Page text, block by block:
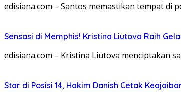
edisiana.com – Santos memastikan tempat di
Sensasi di Memphis! Kristina Liutova Raih
edisiana.com – Kristina Liutova menciptakan
Star di Posisi 14, Hakim Danish Cetak